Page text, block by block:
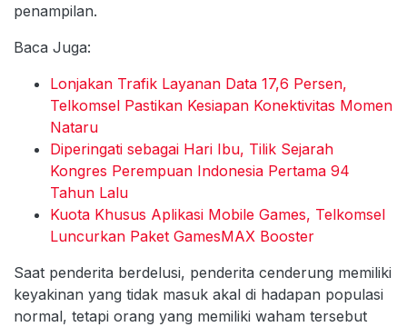
penampilan.
Baca Juga:
Lonjakan Trafik Layanan Data 17,6 Persen,
Telkomsel Pastikan Kesiapan Konektivitas Momen
Nataru
Diperingati sebagai Hari Ibu, Tilik Sejarah
Kongres Perempuan Indonesia Pertama 94
Tahun Lalu
Kuota Khusus Aplikasi Mobile Games, Telkomsel
Luncurkan Paket GamesMAX Booster
Saat penderita berdelusi, penderita cenderung memiliki
keyakinan yang tidak masuk akal di hadapan populasi
normal, tetapi orang yang memiliki waham tersebut